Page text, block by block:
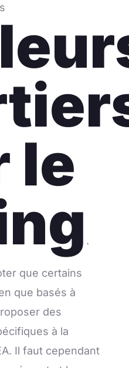
le
.
que certains
que basés à
des
à la
Il faut cependant